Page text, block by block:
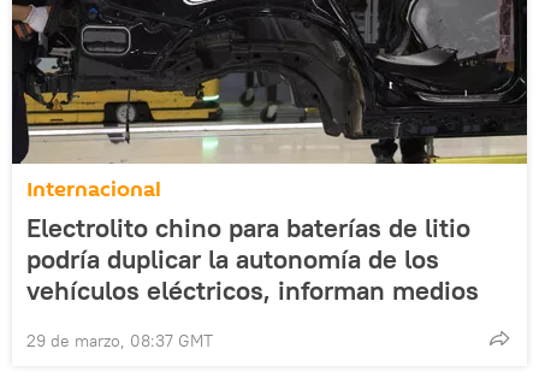
Internacional
Electrolito chino para baterías de litio
podría duplicar la autonomía de los
vehículos eléctricos, informan medios
29 de marzo, 08:37 GMT